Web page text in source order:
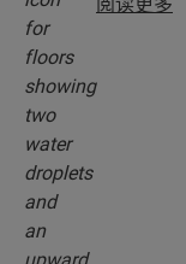
100% 防
阅读更多